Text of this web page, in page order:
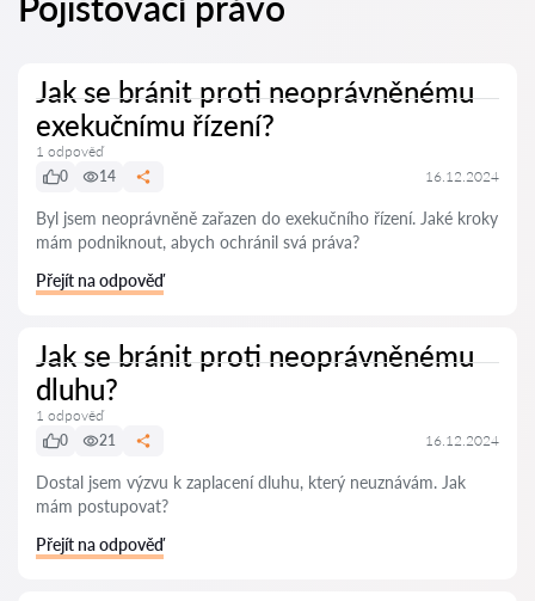
Jak se bránit proti neoprávněnému
exekučnímu řízení?
1 odpověď
0
14 16.12.2024
Byl jsem neoprávněně zařazen do exekučního řízení. Jaké kroky
mám podniknout, abych ochránil svá práva?
Přejít na odpověď
Jak se bránit proti neoprávněnému
dluhu?
1 odpověď
0
21 16.12.2024
Dostal jsem výzvu k zaplacení dluhu, který neuznávám. Jak
mám postupovat?
Přejít na odpověď